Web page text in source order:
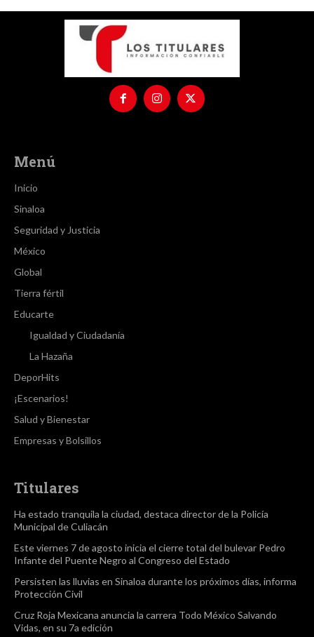
Menú
Inicio
Sinaloa
Seguridad y Justicia
México
Global
Tierra fértil
Educarte
Igualdad y Ciudadanía
La Hazaña
DeporHits
¡Escenarios!
Salud y Bienestar
Empresas y Bolsillos
Titulares
Ha estado tranquila la ciudad, destaca director de la Policía
Municipal de Culiacán
Este viernes 7 de agosto inicia el cierre total del bulevar Pedro
Infante del Puente Negro al Congreso del Estado
Persisten las lluvias en Sinaloa durante los próximos días, informa
Protección Civil
Cruz Roja Mexicana anuncia la carrera Todo México Salvando
Vidas, en su 7a edición